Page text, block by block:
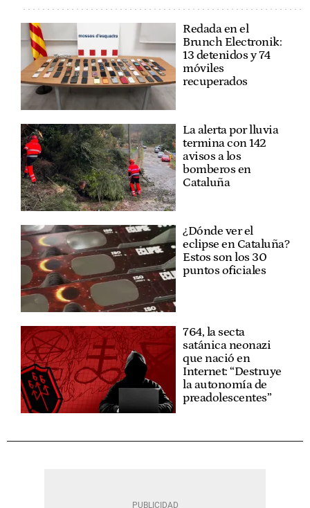
Redada en el
Brunch Electronik:
13 detenidos y 74
móviles
recuperados
La alerta por lluvia
termina con 142
avisos a los
bomberos en
Cataluña
¿Dónde ver el
eclipse en Cataluña?
Estos son los 30
puntos oficiales
764, la secta
satánica neonazi
que nació en
Internet: “Destruye
la autonomía de
preadolescentes”